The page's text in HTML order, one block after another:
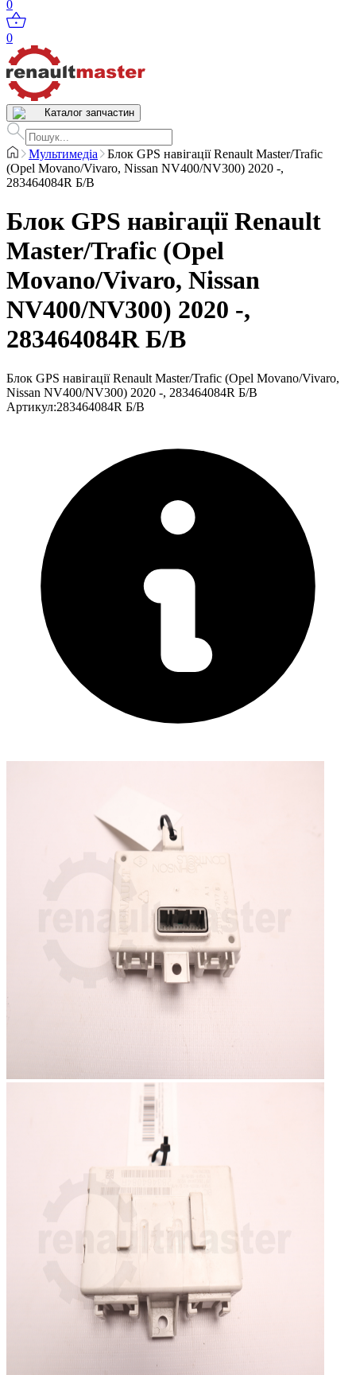
0
0
Каталог запчастин
Мультимедіа
Блок GPS навігації Renault Master/Trafic
(Opel Movano/Vivaro, Nissan NV400/NV300) 2020 -,
283464084R Б/В
Блок GPS навігації Renault
Master/Trafic (Opel
Movano/Vivaro, Nissan
NV400/NV300) 2020 -,
283464084R Б/В
Блок GPS навігації Renault Master/Trafic (Opel Movano/Vivaro,
Nissan NV400/NV300) 2020 -, 283464084R Б/В
Артикул:283464084R Б/В